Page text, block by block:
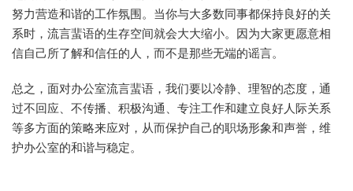
努力营造和谐的工作氛围。当你与大多数同事都保持良好的关
系时，流言蜚语的生存空间就会大大缩小。因为大家更愿意相
信自己所了解和信任的人，而不是那些无端的谣言。
总之，面对办公室流言蜚语，我们要以冷静、理智的态度，通
过不回应、不传播、积极沟通、专注工作和建立良好人际关系
等多方面的策略来应对，从而保护自己的职场形象和声誉，维
护办公室的和谐与稳定。